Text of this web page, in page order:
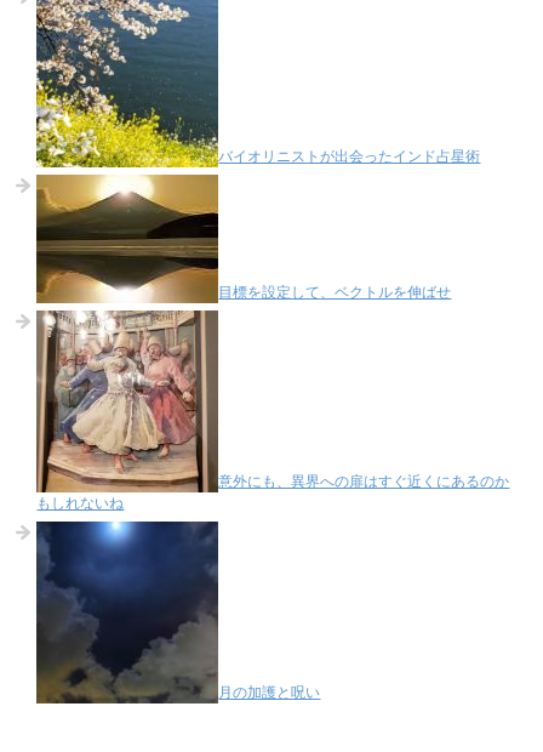
バイオリニストが出会ったインド占星術
目標を設定して、ベクトルを伸ばせ
意外にも、異界への扉はすぐ近くにあるのか
もしれないね
月の加護と呪い